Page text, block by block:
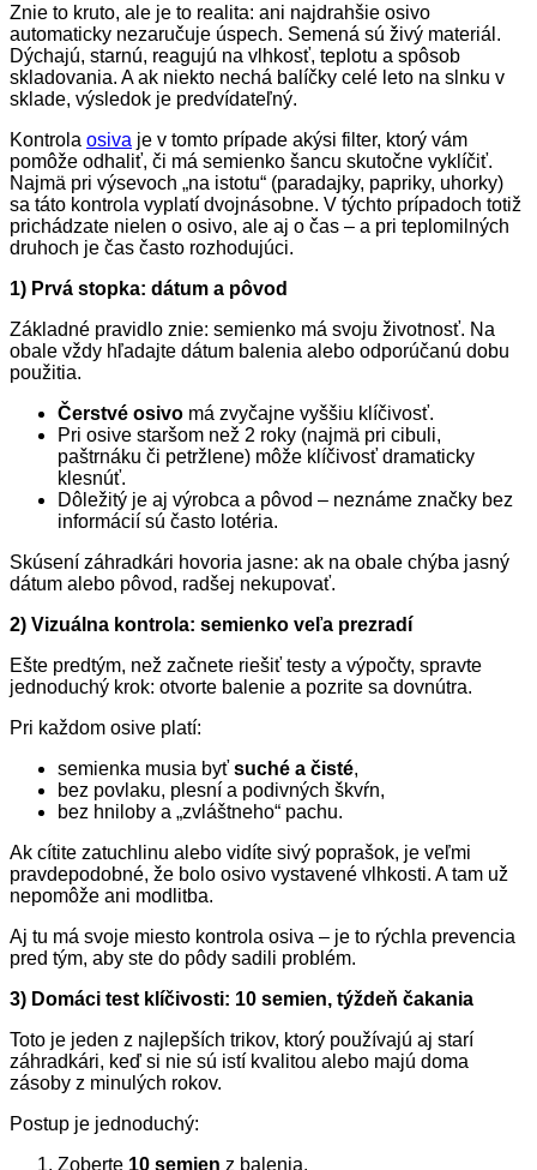
Znie to kruto, ale je to realita: ani najdrahšie osivo
automaticky nezaručuje úspech. Semená sú živý materiál.
Dýchajú, starnú, reagujú na vlhkosť, teplotu a spôsob
skladovania. A ak niekto nechá balíčky celé leto na slnku v
sklade, výsledok je predvídateľný.
Kontrola osiva je v tomto prípade akýsi filter, ktorý vám
pomôže odhaliť, či má semienko šancu skutočne vyklíčiť.
Najmä pri výsevoch „na istotu“ (paradajky, papriky, uhorky)
sa táto kontrola vyplatí dvojnásobne. V týchto prípadoch totiž
prichádzate nielen o osivo, ale aj o čas – a pri teplomilných
druhoch je čas často rozhodujúci.
1) Prvá stopka: dátum a pôvod
Základné pravidlo znie: semienko má svoju životnosť. Na
obale vždy hľadajte dátum balenia alebo odporúčanú dobu
použitia.
Čerstvé osivo má zvyčajne vyššiu klíčivosť.
Pri osive staršom než 2 roky (najmä pri cibuli,
paštrnáku či petržlene) môže klíčivosť dramaticky
klesnúť.
Dôležitý je aj výrobca a pôvod – neznáme značky bez
informácií sú často lotéria.
Skúsení záhradkári hovoria jasne: ak na obale chýba jasný
dátum alebo pôvod, radšej nekupovať.
2) Vizuálna kontrola: semienko veľa prezradí
Ešte predtým, než začnete riešiť testy a výpočty, spravte
jednoduchý krok: otvorte balenie a pozrite sa dovnútra.
Pri každom osive platí:
semienka musia byť suché a čisté,
bez povlaku, plesní a podivných škvŕn,
bez hniloby a „zvláštneho“ pachu.
Ak cítite zatuchlinu alebo vidíte sivý poprašok, je veľmi
pravdepodobné, že bolo osivo vystavené vlhkosti. A tam už
nepomôže ani modlitba.
Aj tu má svoje miesto kontrola osiva – je to rýchla prevencia
pred tým, aby ste do pôdy sadili problém.
3) Domáci test klíčivosti: 10 semien, týždeň čakania
Toto je jeden z najlepších trikov, ktorý používajú aj starí
záhradkári, keď si nie sú istí kvalitou alebo majú doma
zásoby z minulých rokov.
Postup je jednoduchý:
Zoberte 10 semien z balenia.